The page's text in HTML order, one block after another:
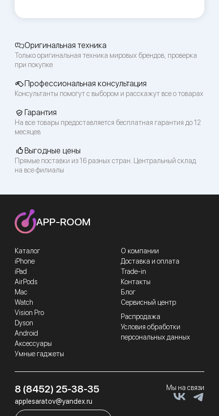
Оригинальная техника
Только оригинальная техника мировых брендов, проверка
при покупке
Профессиональная консультация
Консультанты помогут с выбором и расскажут все о товарах
Гарантия
На все товары предоставляется бесплатная гарантия до 12
месяцев
Выгодные цены
Прямые поставки из 16 разных стран. Центральный склад
на все филиалы
Каталог
iPhone
iPad
AirPods
Mac
Watch
Vision Pro
Dyson
Android
Аксессуары
Умные гаджеты
О компании
Доставка и оплата
Trade-in
Контакты
Блог
Сервисный центр
Распродажа
Условия обработки
персональных данных
APP-ROOM
8 (8452) 25-38-35
applesaratov@yandex.ru
Мы на связи